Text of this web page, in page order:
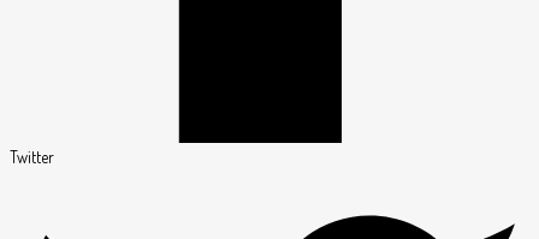
Twitter